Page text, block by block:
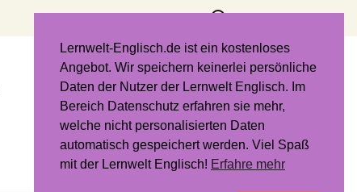
Suchen
Lernwelt-Englisch.de ist ein kostenloses
Angebot. Wir speichern keinerlei persönliche
Daten der Nutzer der Lernwelt Englisch. Im
Bereich Datenschutz erfahren sie mehr,
welche nicht personalisierten Daten
automatisch gespeichert werden. Viel Spaß
mit der Lernwelt Englisch! Erfahre mehr